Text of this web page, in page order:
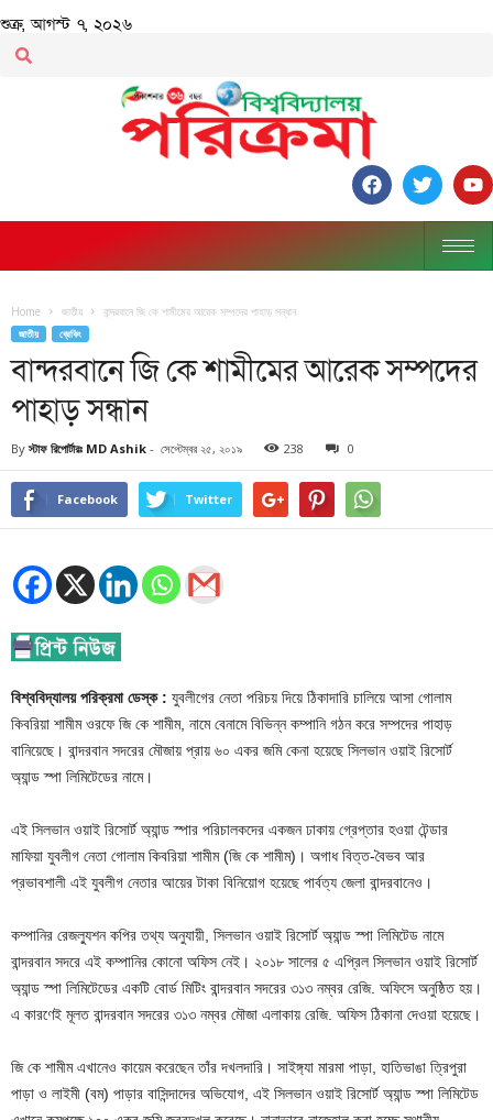
শুক্র, আগস্ট ৭, ২০২৬
Home জাতীয় বান্দরবানে জি কে শামীমের আরেক সম্পদের পাহাড় সন্ধান
জাতীয় ব্রেকিং
বান্দরবানে জি কে শামীমের আরেক সম্পদের
পাহাড় সন্ধান
By স্টাফ রিপোর্টারঃ MD Ashik - সেপ্টেম্বর ২৫, ২০১৯ 238 0
Facebook Twitter
বিশ্ববিদ্যালয় পরিক্রমা ডেস্ক : যুবলীগের নেতা পরিচয় দিয়ে ঠিকাদারি চালিয়ে আসা গোলাম
কিবরিয়া শামীম ওরফে জি কে শামীম, নামে বেনামে বিভিন্ন কম্পানি গঠন করে সম্পদের পাহাড়
বানিয়েছে। বান্দরবান সদরের মৌজায় প্রায় ৬০ একর জমি কেনা হয়েছে সিলভান ওয়াই রিসোর্ট
অ্যান্ড স্পা লিমিটেডের নামে।
এই সিলভান ওয়াই রিসোর্ট অ্যান্ড স্পার পরিচালকদের একজন ঢাকায় গ্রেপ্তার হওয়া টেন্ডার
মাফিয়া যুবলীগ নেতা গোলাম কিবরিয়া শামীম (জি কে শামীম)। অগাধ বিত্ত-বৈভব আর
প্রভাবশালী এই যুবলীগ নেতার আয়ের টাকা বিনিয়োগ হয়েছে পার্বত্য জেলা বান্দরবানেও।
কম্পানির রেজল্যুশন কপির তথ্য অনুযায়ী, সিলভান ওয়াই রিসোর্ট অ্যান্ড স্পা লিমিটেড নামে
বান্দরবান সদরে এই কম্পানির কোনো অফিস নেই। ২০১৮ সালের ৫ এপ্রিল সিলভান ওয়াই রিসোর্ট
অ্যান্ড স্পা লিমিটেডের একটি বোর্ড মিটিং বান্দরবান সদরের ৩১৩ নম্বর রেজি. অফিসে অনুষ্ঠিত হয়।
এ কারণেই মূলত বান্দরবান সদরের ৩১৩ নম্বর মৌজা এলাকায় রেজি. অফিস ঠিকানা দেওয়া হয়েছে।
জি কে শামীম এখানেও কায়েম করেছেন তাঁর দখলদারি। সাইঙ্গ্যা মারমা পাড়া, হাতিভাঙা ত্রিপুরা
পাড়া ও লাইমী (বম) পাড়ার বাসিন্দাদের অভিযোগ, এই সিলভান ওয়াই রিসোর্ট অ্যান্ড স্পা লিমিটেড